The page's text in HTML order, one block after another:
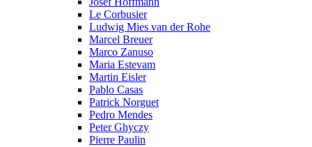
Le Corbusier
Ludwig Mies van der Rohe
Marcel Breuer
Marco Zanuso
Maria Estevam
Martin Eisler
Pablo Casas
Patrick Norguet
Pedro Mendes
Peter Ghyczy
Pierre Paulin